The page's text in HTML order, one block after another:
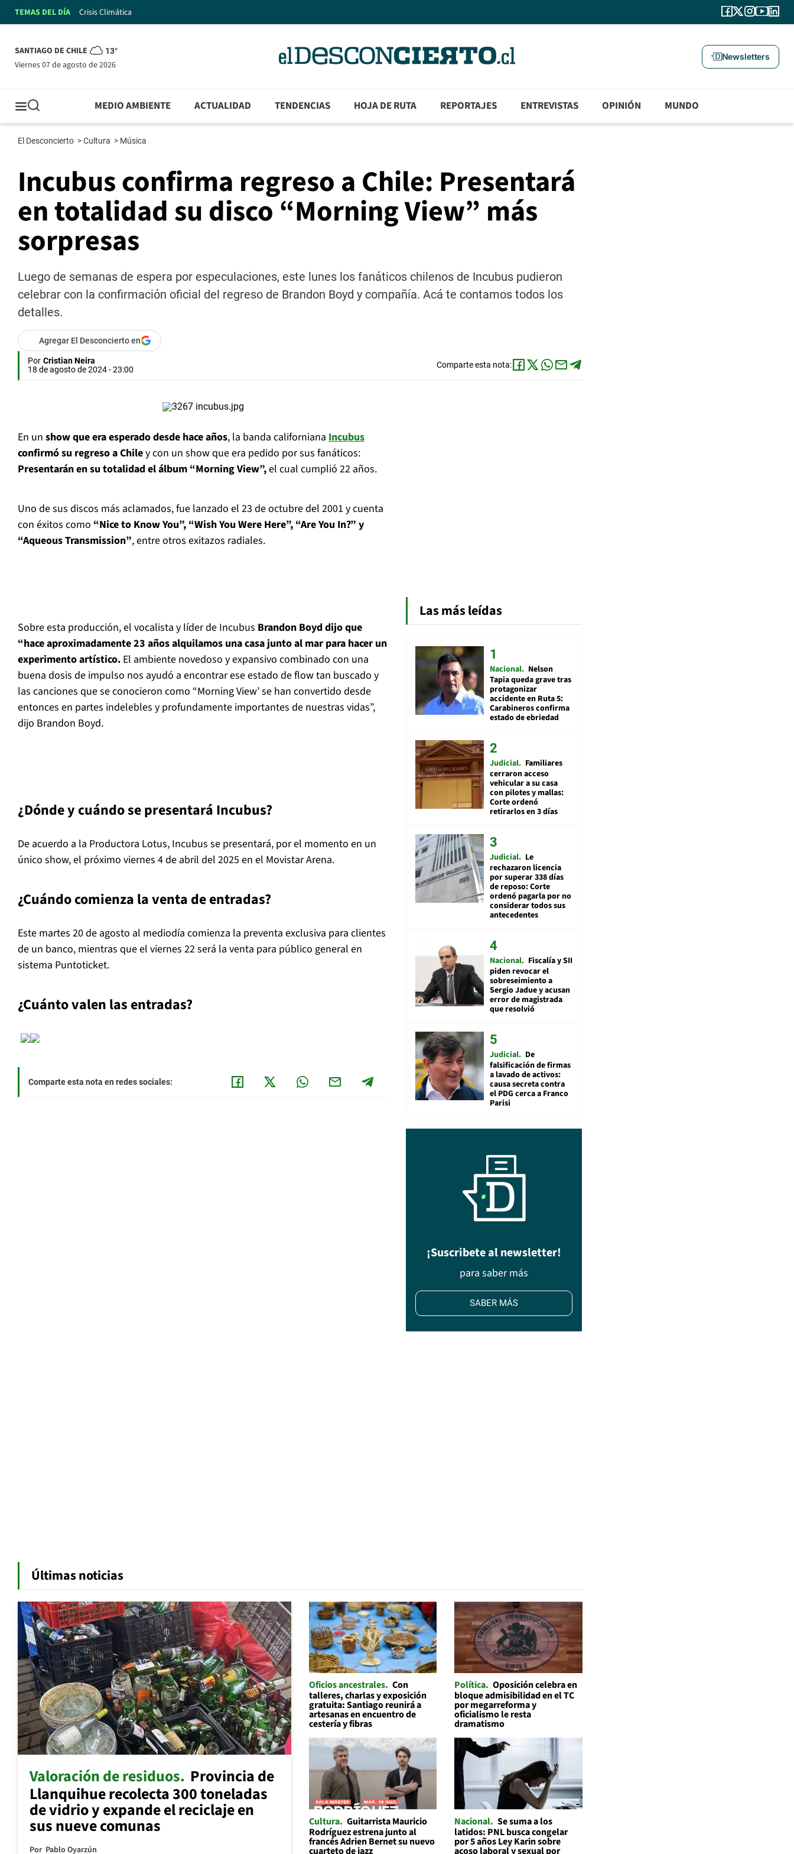
TEMAS DEL DÍA Crisis Climática
SANTIAGO DE CHILE 13°
viernes 07 de agosto de 2026
Newsletters
MEDIO AMBIENTE ACTUALIDAD TENDENCIAS HOJA DE RUTA REPORTAJES ENTREVISTAS OPINIÓN MUNDO
El Desconcierto >Cultura > Música
Incubus confirma regreso a Chile: Presentará
en totalidad su disco “Morning View” más
sorpresas
Luego de semanas de espera por especulaciones, este lunes los fanáticos chilenos de Incubus pudieron
celebrar con la confirmación oficial del regreso de Brandon Boyd y compañía. Acá te contamos todos los
detalles.
Agregar El Desconcierto en
Por Cristian Neira
18 de agosto de 2024 - 23:00
Comparte esta nota:
En un show que era esperado desde hace años, la banda californiana Incubus
confirmó su regreso a Chiley con un show que era pedido por sus fanáticos:
Presentarán en su totalidad el álbum “Morning View”,el cual cumplió 22 años.
Uno de sus discos más aclamados, fue lanzado el 23 de octubre del 2001 y cuenta
con éxitos como “Nice to Know You”, “Wish You Were Here”, “Are You In?” y
“Aqueous Transmission”, entre otros exitazos radiales.
Sobre esta producción, el vocalista y líder de Incubus Brandon Boyd dijo que
“hace aproximadamente 23 años alquilamos una casa junto al mar para hacer un
experimento artístico. El ambiente novedoso y expansivo combinado con una
buena dosis de impulso nos ayudó a encontrar ese estado de flow tan buscado y
las canciones que se conocieron como “Morning View’ se han convertido desde
entonces en partes indelebles y profundamente importantes de nuestras vidas”,
dijo Brandon Boyd.
¿Dónde y cuándo se presentará Incubus?
De acuerdo a la Productora Lotus, Incubus se presentará, por el momento en un
único show, el próximo viernes 4 de abril del 2025 en el Movistar Arena.
¿Cuándo comienza la venta de entradas?
Este martes 20 de agosto al mediodía comienza la preventa exclusiva para clientes
de un banco, mientras que el viernes 22 será la venta para público general en
sistema Puntoticket.
¿Cuánto valen las entradas?
Comparte esta nota en redes sociales:
Las más leídas
Nacional Nelson
Tapia queda grave tras
protagonizar
accidente en Ruta 5:
Carabineros confirma
estado de ebriedad
Judicial Familiares
cerraron acceso
vehicular a su casa
con pilotes y mallas:
Corte ordenó
retirarlos en 3 días
Judicial Le
rechazaron licencia
por superar 338 días
de reposo: Corte
ordenó pagarla por no
considerar todos sus
antecedentes
Nacional Fiscalía y SII
piden revocar el
sobreseimiento a
Sergio Jadue y acusan
error de magistrada
que resolvió
Judicial De
falsificación de firmas
a lavado de activos:
causa secreta contra
el PDG cerca a Franco
Parisi
¡Suscribete al newsletter!
para saber más
SABER MÁS
Últimas noticias
Valoración de residuos Provincia de
Llanquihue recolecta 300 toneladas
de vidrio y expande el reciclaje en
sus nueve comunas
Por Pablo Oyarzún
Oficios ancestrales Con
talleres, charlas y exposición
gratuita: Santiago reunirá a
artesanas en encuentro de
cestería y fibras
Política Oposición celebra en
bloque admisibilidad en el TC
por megarreforma y
oficialismo le resta
dramatismo
Cultura Guitarrista Mauricio
Rodríguez estrena junto al
francés Adrien Bernet su nuevo
cuarteto de jazz
Nacional Se suma a los
latidos: PNL busca congelar
por 5 años Ley Karin sobre
acoso laboral y sexual por